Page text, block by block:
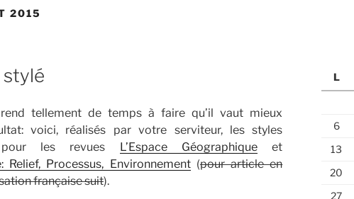
2015
stylé
tellement de temps à faire qu’il vaut mieux
voici, réalisés par votre serviteur, les styles
les revues L’Espace Géographique et
Relief, Processus, Environnement(pour article en
française suit).
L
6
13
20
27